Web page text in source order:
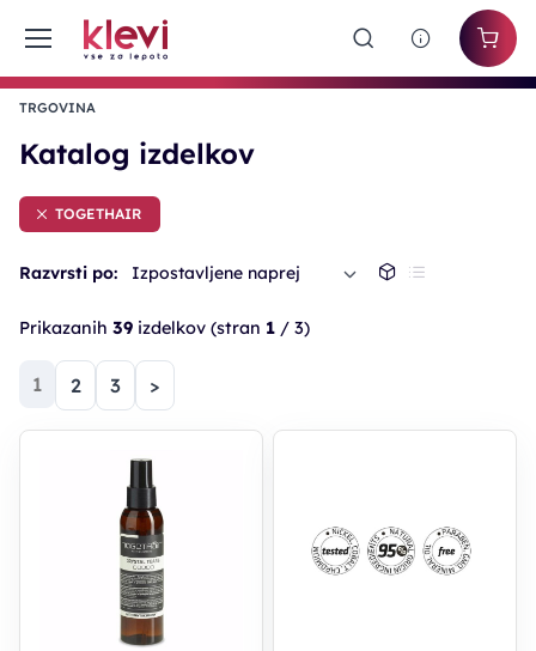
TRGOVINA
Katalog izdelkov
TOGETHAIR
Prikazanih 39 izdelkov (stran 1 / 3)
Razvrsti po: Izpostavljene naprej
1 (trenutna)
2 3 >